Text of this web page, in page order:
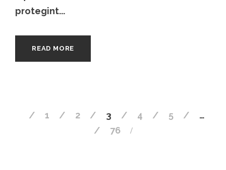
protegint...
READ MORE
1 2 3 4 5
…
76